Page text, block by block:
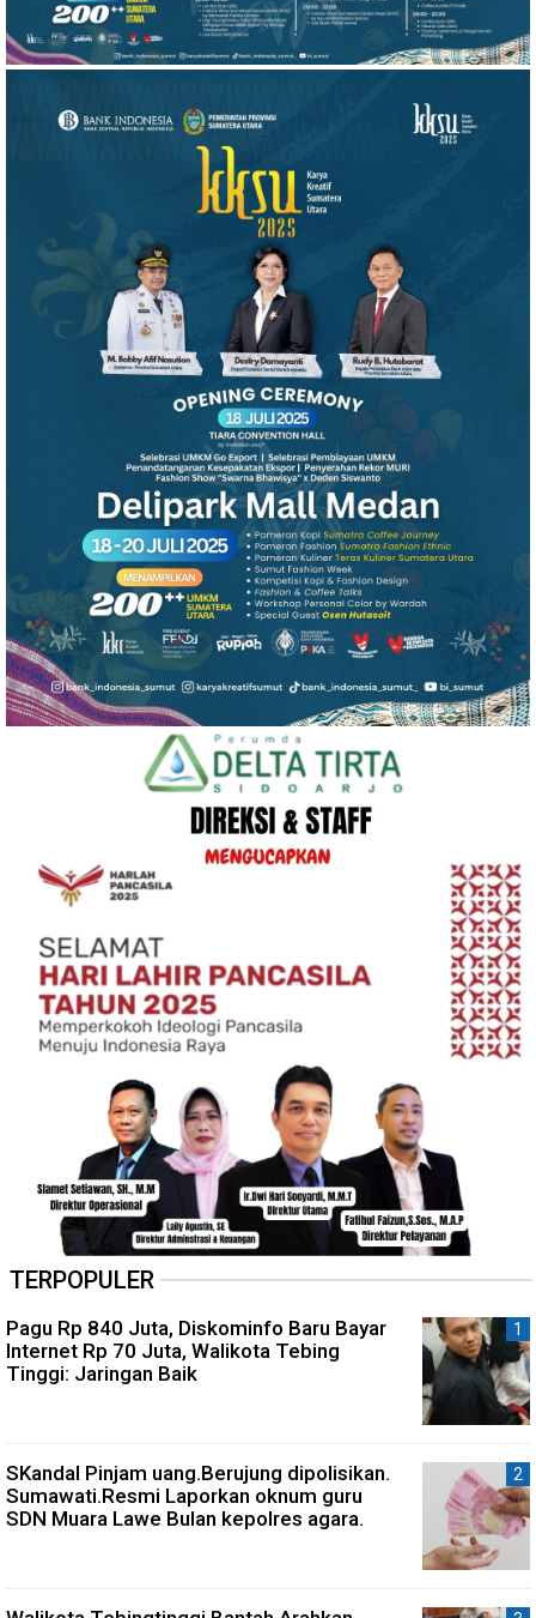
TERPOPULER
Pagu Rp 840 Juta, Diskominfo Baru Bayar
Internet Rp 70 Juta, Walikota Tebing
Tinggi: Jaringan Baik
SKandal Pinjam uang.Berujung dipolisikan.
Sumawati.Resmi Laporkan oknum guru
SDN Muara Lawe Bulan kepolres agara.